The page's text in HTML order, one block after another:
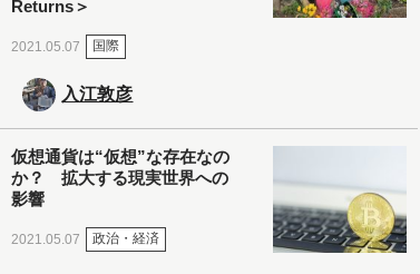
Returns＞
2021.05.07 国際
入江敦彦
仮想通貨は“仮想”な存在なの
か？ 拡大する現実世界への
影響
2021.05.07 政治・経済